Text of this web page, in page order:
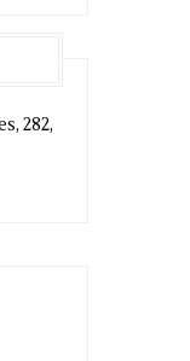
282,